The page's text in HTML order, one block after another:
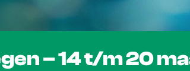
– 14 t/m 20